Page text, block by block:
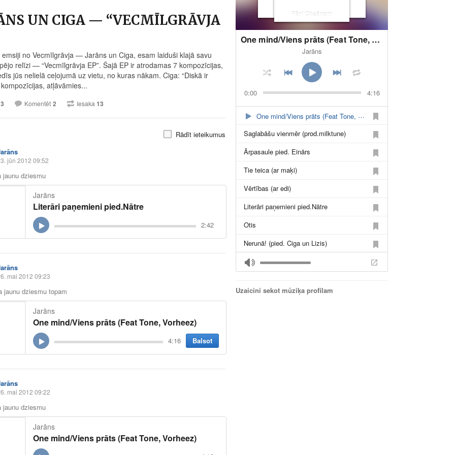
UN CIGA — “VECMĪLGRĀVJA
emsiji no Vecmīlgrāvja — Jarāns un Ciga, esam laiduši klajā savu
relīzi — “Vecmīlgrāvja EP”. Šajā EP ir atrodamas 7 kompozīcijas,
jūs nelielā ceļojumā uz vietu, no kuras nākam. Ciga: “Diskā ir
atļāvāmies...
Komentēt 2 Iesaka 13
Rādīt ieteikumus
jūn 2012 09:52
jaunu dziesmu
Jarāns
Literāri paņemieni pied.Nātre
2:42
mai 2012 09:23
jaunu dziesmu topam
Jarāns
One mind/Viens prāts (Feat Tone, Vorheez)
4:16 Balsot
mai 2012 09:22
jaunu dziesmu
Jarāns
One mind/Viens prāts (Feat Tone, Vorheez)
Pāri Okeānam
One mind/Viens prāts (Feat Tone, Vorheez)
Jarāns
0:00 4:16
One mind/Viens prāts (Feat Tone, Vorheez)
Saglabāšu vienmēr (prod.milktune)
Ārpasaule pied. Einārs
Tie teica (ar maķi)
Vērtības (ar edi)
Literāri paņemieni pied.Nātre
Otis
Nerunā! (pied. Ciga un Lizis)
Monētas (pied.armija)
Uzaicini sekot mūziķa profilam